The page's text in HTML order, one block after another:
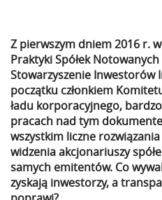
Z pierwszym dniem 2016 r.
Praktyki Spółek Notowanych
Stowarzyszenie Inwestorów
początku członkiem
ładu korporacyjnego,
pracach nad tym
wszystkim liczne
widzenia akcjonariuszy
samych emitentów. Co
zyskają inwestorzy, a